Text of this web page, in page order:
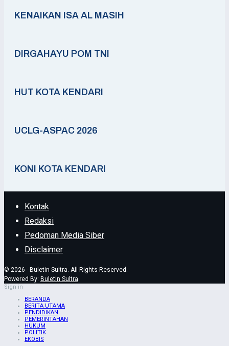
KENAIKAN ISA AL MASIH
DIRGAHAYU POM TNI
HUT KOTA KENDARI
UCLG-ASPAC 2026
KONI KOTA KENDARI
Kontak
Redaksi
Pedoman Media Siber
Disclaimer
© 2026 - Buletin Sultra. All Rights Reserved.
Powered By: Buletin Sultra
Sign in
BERANDA
BERITA UTAMA
PENDIDIKAN
PEMERINTAHAN
HUKUM
POLITIK
EKOBIS